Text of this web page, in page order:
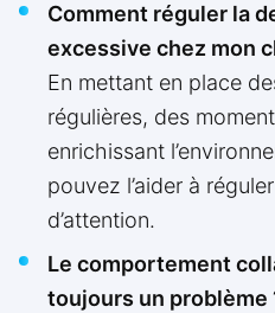
Comment réguler la
excessive chez mon
En mettant en place
régulières, des
enrichissant
pouvez l’aider à
d’attention.
Le comportement
toujours un problème